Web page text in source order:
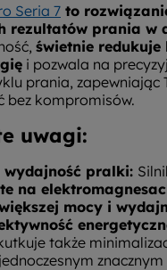
Seria 7 to
rezultatów prania w
świetnie redukuje
i pozwala na
prania, zapewniając
bez kompromisów.
uwagi:
wydajność pralki:
na
mocy i
także
znacznym